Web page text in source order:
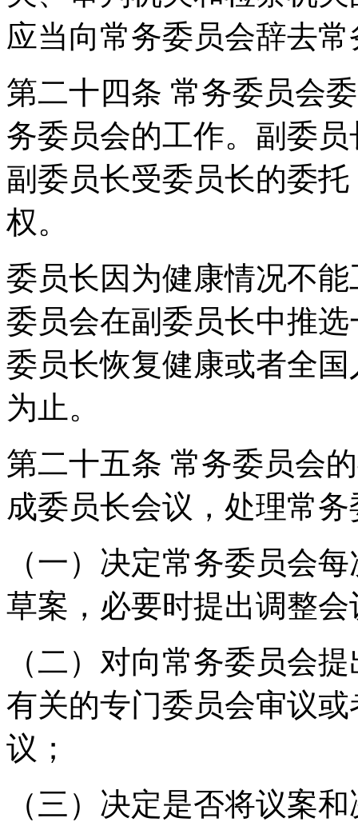
应当向常务委员会辞去
第二十四条 常务委员会
务委员会的工作。副委
副委员长受委员长的委
权。
委员长因为健康情况不
委员会在副委员长中推
委员长恢复健康或者全
为止。
第二十五条 常务委员会
成委员长会议，处理常
（一）决定常务委员会
草案，必要时提出调整
（二）对向常务委员会
有关的专门委员会审议
议；
（三）决定是否将议案